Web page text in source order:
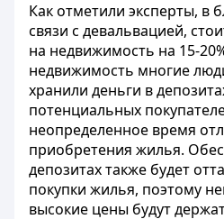
Как отметили эксперты, в
связи с девальвацией,
на недвижимость на 15-
недвижимость многие
хранили деньги в
потенциальных
неопределенное время
приобретения жилья.
депозитах также будет
покупки жилья, поэтому
высокие цены будут